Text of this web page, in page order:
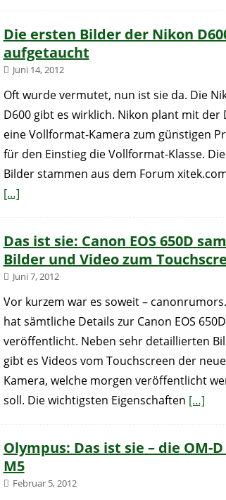
Die ersten Bilder der Nikon
aufgetaucht
Juni 14, 2012
Oft wurde vermutet, nun ist sie da. Die
D600 gibt es wirklich. Nikon plant mit der
eine Vollformat-Kamera zum günstigen
für den Einstieg die Vollformat-Klasse. Die
Bilder stammen aus dem Forum
[…]
Das ist sie: Canon EOS 650D
Bilder und Video zum
Juni 7, 2012
Vor kurzem war es soweit –
hat sämtliche Details zur Canon EOS 650D
veröffentlicht. Neben sehr detaillierten
gibt es Videos vom Touchscreen der
Kamera, welche morgen veröffentlicht
soll. Die wichtigsten Eigenschaften […]
Olympus: Das ist sie – die OM-D
M5
Februar 5, 2012